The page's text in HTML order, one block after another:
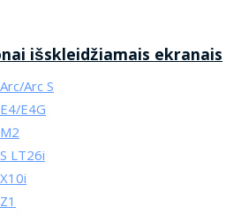
išskleidžiamais ekranais
Arc S
E4G
LT26i